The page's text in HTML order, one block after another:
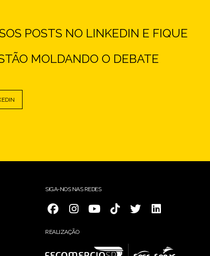
POSTS NO LINKEDIN E FIQUE
MOLDANDO O DEBATE
SIGA-NOS NAS REDES
REALIZAÇÃO